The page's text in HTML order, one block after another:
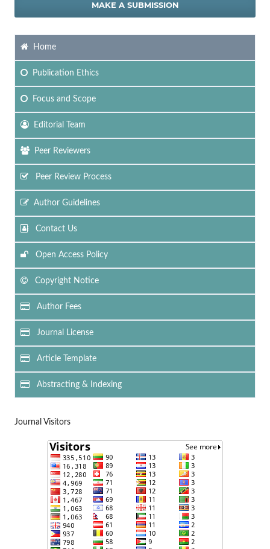
MAKE A SUBMISSION
Home
Publication Ethics
Focusand Scope
Editorial Team
Peer Reviewers
Peer Review Process
Author Guidelines
Contact Us
Open Access Policy
Copyright Notice
Author Fees
Journal License
Article Template
Abstracting & Indexing
Journal Visitors